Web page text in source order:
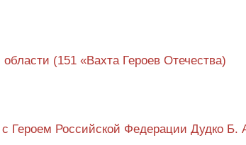
(151 «Вахта Героев Отечества)
Героем Российской Федерации Дудко Б.